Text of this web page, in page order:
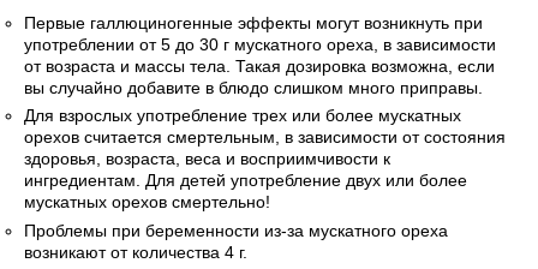
Первые галлюциногенные эффекты могут возникнуть при
употреблении от 5 до 30 г мускатного ореха, в зависимости
от возраста и массы тела. Такая дозировка возможна, если
вы случайно добавите в блюдо слишком много приправы.
Для взрослых употребление трех или более мускатных
орехов считается смертельным, в зависимости от состояния
здоровья, возраста, веса и восприимчивости к
ингредиентам. Для детей употребление двух или более
мускатных орехов смертельно!
Проблемы при беременности из-за мускатного ореха
возникают от количества 4 г.